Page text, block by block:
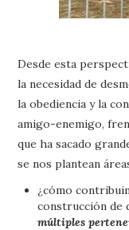
Desde esta
la necesidad de
la obediencia y la
amigo-enemigo,
que ha sacado
se nos plantean
¿cómo
construcción de
múltiples